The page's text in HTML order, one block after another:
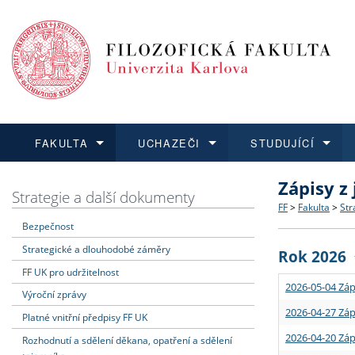
FAKULTA
Dozvědět se více
Struktura
Strategie
Podpora
UCHAZEČI
Podat přihlášku
Co
Učitelské
STUDUJÍCÍ
Dozvědět se více
Rigorózní
Dozvědět se více
O vědě a
Granty a
Dozvědět se více
Aktuální
Strategie a další dokumenty
Bezpečnost
Strategické a dlouhodobé záměry
FF UK pro udržitelnost
Výroční zprávy
Platné vnitřní předpisy FF UK
Rozhodnutí a sdělení děkana, opatření a sdělení
Zápisy
FF > Fakulta >
Rok 2026
2026-05-04
2026-04-27
2026-04-20